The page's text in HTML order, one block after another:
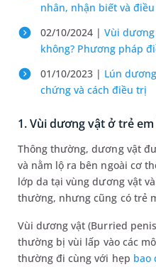
nhân, nhận biết và
02/10/2024 | Vùi
không? Phương pháp
01/10/2023 | Lún
chứng và cách điều trị
1. Vùi dương vật ở trẻ em
Thông thường, dương vật
và nằm lộ ra bên ngoài cơ
lớp da tại vùng dương vật
thường, nhưng cũng có trẻ
Vùi dương vật (Burried
thường bị vùi lấp vào các
thường đi cùng với hẹp bao